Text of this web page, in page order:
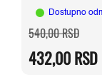
Dostupno
540,00RSDcena
bila:
432,00RSD
cena